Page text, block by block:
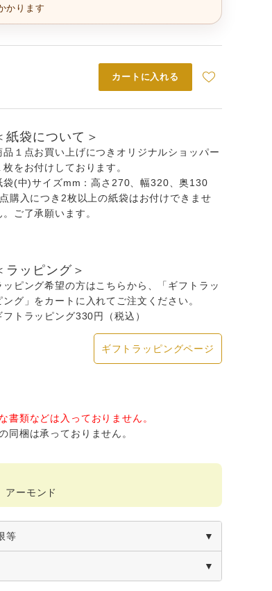
かります
カートに入れる
紙袋について＞
品１点お買い上げにつきオリジナルショッパー
枚をお付けしております。
袋(中)サイズmm：高さ270、幅320、奥130
購入につき2枚以上の紙袋はお付けできませ
。ご了承願います。
ラッピング＞
ッピング希望の方はこちらから、「ギフトラッ
ング」をカートに入れてご注文ください。
フトラッピング330円（税込）
ギフトラッピングページ
類などは入っておりません。
同梱は承っておりません。
アーモンド
等
ブレ 6枚入